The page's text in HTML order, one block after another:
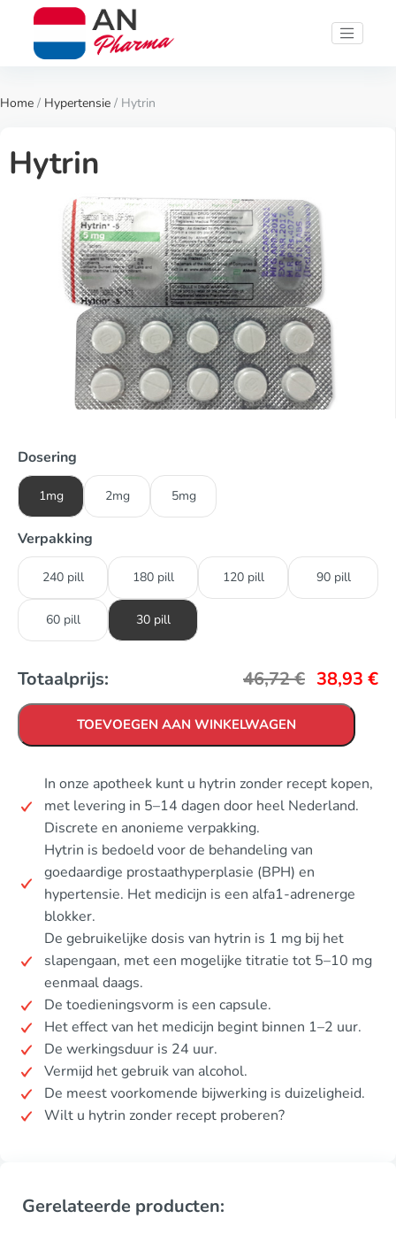
Home / Hypertensie / Hytrin
Hytrin
Dosering
1mg 2mg 5mg
Verpakking
240 pill 180 pill 120 pill 90 pill
60 pill 30 pill
Totaalprijs: 46,72€ 38,93 €
TOEVOEGEN AAN WINKELWAGEN
In onze apotheek kunt u hytrin zonder recept kopen,
met levering in 5–14 dagen door heel Nederland.
Discrete en anonieme verpakking.
Hytrin is bedoeld voor de behandeling van
goedaardige prostaathyperplasie (BPH) en
hypertensie. Het medicijn is een alfa1-adrenerge
blokker.
De gebruikelijke dosis van hytrin is 1 mg bij het
slapengaan, met een mogelijke titratie tot 5–10 mg
eenmaal daags.
De toedieningsvorm is een capsule.
Het effect van het medicijn begint binnen 1–2 uur.
De werkingsduur is 24 uur.
Vermijd het gebruik van alcohol.
De meest voorkomende bijwerking is duizeligheid.
Wilt u hytrin zonder recept proberen?
Gerelateerde producten: